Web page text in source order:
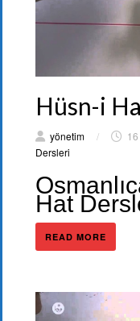
Hüsn-i
yönetim /
Dersleri
Hat
READ MORE